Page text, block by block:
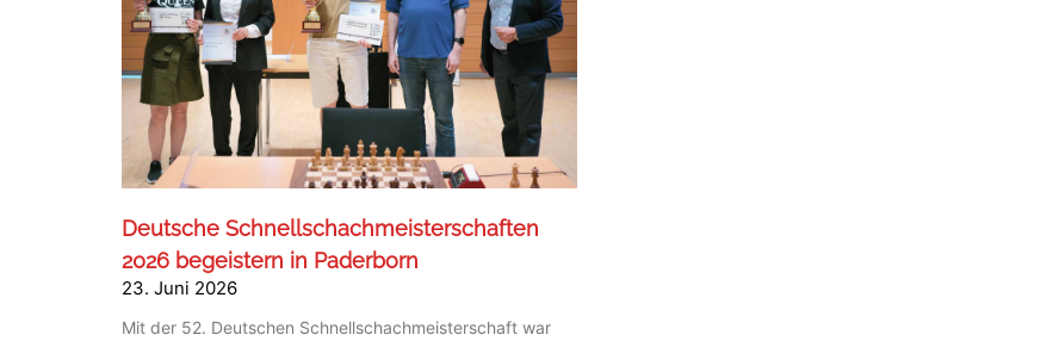
Deutsche Schnellschachmeisterschaften
2026 begeistern in Paderborn
23. Juni 2026
Mit der 52. Deutschen Schnellschachmeisterschaft war